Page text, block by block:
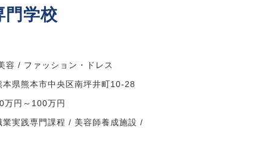
門学校
容 / ファッション・ドレス
本県熊本市中央区南坪井町10-28
万円～100万円
業実践専門課程 / 美容師養成施設 /